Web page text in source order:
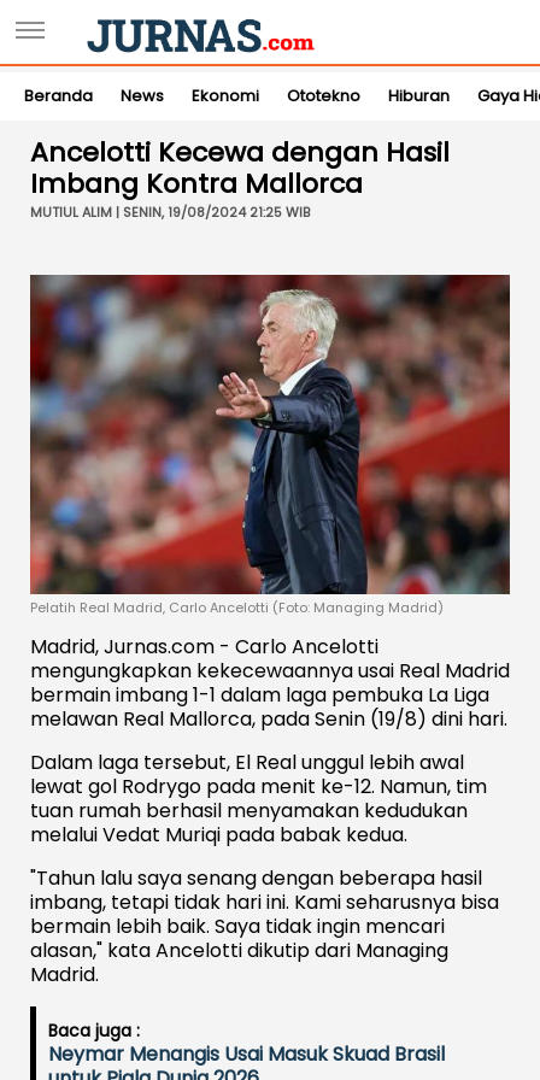
Beranda News Ekonomi Ototekno Hiburan Gaya
Ancelotti Kecewa dengan Hasil
Imbang Kontra Mallorca
MUTIUL ALIM | SENIN, 19/08/2024 21:25 WIB
Pelatih Real Madrid, Carlo Ancelotti (Foto: Managing Madrid)
Madrid, Jurnas.com - Carlo Ancelotti
mengungkapkan kekecewaannya usai Real Madrid
bermain imbang 1-1 dalam laga pembuka La Liga
melawan Real Mallorca, pada Senin (19/8) dini hari.
Dalam laga tersebut, El Real unggul lebih awal
lewat gol Rodrygo pada menit ke-12. Namun, tim
tuan rumah berhasil menyamakan kedudukan
melalui Vedat Muriqi pada babak kedua.
"Tahun lalu saya senang dengan beberapa hasil
imbang, tetapi tidak hari ini. Kami seharusnya bisa
bermain lebih baik. Saya tidak ingin mencari
alasan," kata Ancelotti dikutip dari Managing
Madrid.
Baca juga :
Neymar Menangis Usai Masuk Skuad Brasil